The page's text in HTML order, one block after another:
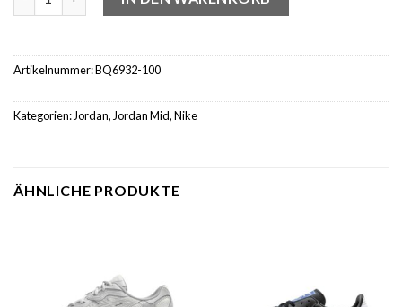
Artikelnummer:BQ6932-100
Kategorien: Jordan, Jordan Mid,Nike
ÄHNLICHE PRODUKTE